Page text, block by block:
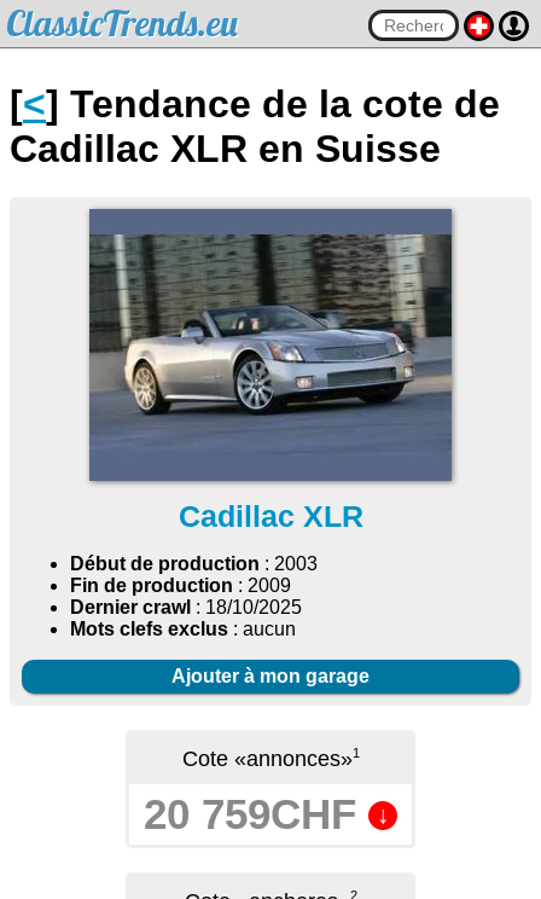
ClassicTrends.eu
[<] Tendance de la cote de
Cadillac XLR en Suisse
Cadillac XLR
Début de production : 2003
Fin de production : 2009
Dernier crawl : 18/10/2025
Mots clefs exclus : aucun
Ajouter à mon garage
Cote «annonces»1
20 759CHF ↓
2